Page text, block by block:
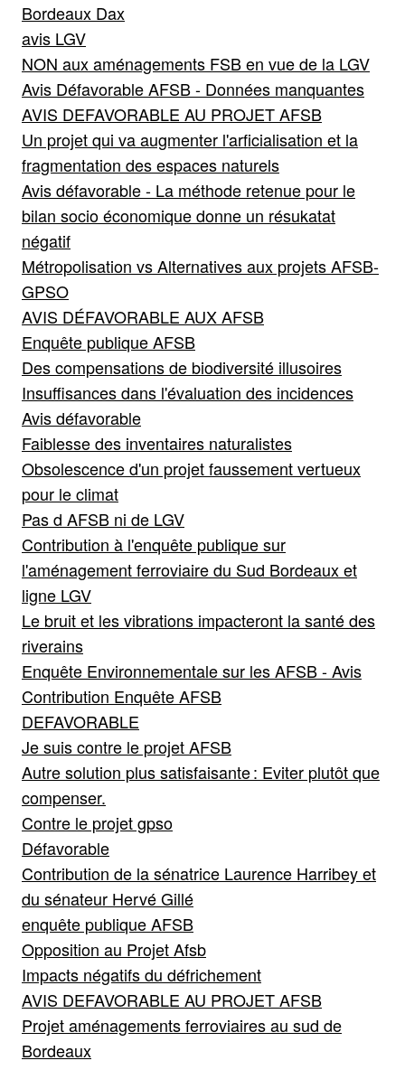
Bordeaux Dax
avis LGV
NON aux aménagements FSB en vue de la LGV
Avis Défavorable AFSB - Données manquantes
AVIS DEFAVORABLE AU PROJET AFSB
Un projet qui va augmenter l'arficialisation et la
fragmentation des espaces naturels
Avis défavorable - La méthode retenue pour le
bilan socio économique donne un résukatat
négatif
Métropolisation vs Alternatives aux projets AFSB-
GPSO
AVIS DÉFAVORABLE AUX AFSB
Enquête publique AFSB
Des compensations de biodiversité illusoires
Insuffisances dans l'évaluation des incidences
Avis défavorable
Faiblesse des inventaires naturalistes
Obsolescence d'un projet faussement vertueux
pour le climat
Pas d AFSB ni de LGV
Contribution à l'enquête publique sur
l'aménagement ferroviaire du Sud Bordeaux et
ligne LGV
Le bruit et les vibrations impacteront la santé des
riverains
Enquête Environnementale sur les AFSB - Avis
Contribution Enquête AFSB
DEFAVORABLE
Je suis contre le projet AFSB
Autre solution plus satisfaisante : Eviter plutôt que
compenser.
Contre le projet gpso
Défavorable
Contribution de la sénatrice Laurence Harribey et
du sénateur Hervé Gillé
enquête publique AFSB
Opposition au Projet Afsb
Impacts négatifs du défrichement
AVIS DEFAVORABLE AU PROJET AFSB
Projet aménagements ferroviaires au sud de
Bordeaux